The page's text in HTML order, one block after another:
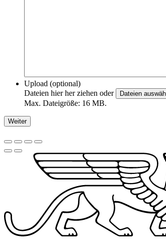
Upload (optional)
Dateien hier her ziehen oder
Dateien
Max. Dateigröße: 16 MB.